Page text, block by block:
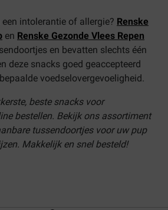
intolerantie of allergie? Renske
en Renske Gezonde Vlees Repen
en bevatten slechts één
deze snacks goed geaccepteerd
voedselovergevoeligheid.
beste snacks voor
bestellen. Bekijk ons assortiment
tussendoortjes voor uw pup
Makkelijk en snel besteld!